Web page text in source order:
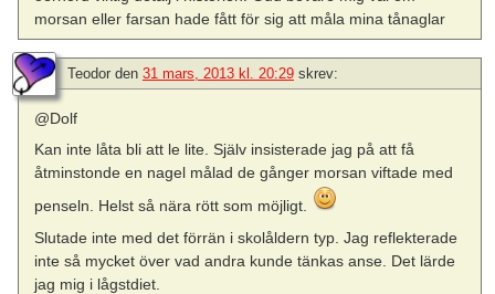
morsan eller farsan hade fått för sig att måla mina tånaglar
Teodor den 31 mars, 2013 kl. 20:29 skrev:
@Dolf
Kan inte låta bli att le lite. Själv insisterade jag på att få
åtminstonde en nagel målad de gånger morsan viftade med
penseln. Helst så nära rött som möjligt.
Slutade inte med det förrän i skolåldern typ. Jag reflekterade
inte så mycket över vad andra kunde tänkas anse. Det lärde
jag mig i lågstdiet.